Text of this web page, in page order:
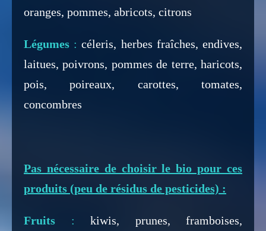
oranges, pommes, abricots, citrons
Légumes : céleris, herbes fraîches, endives,
laitues, poivrons, pommes de terre, haricots,
pois, poireaux, carottes, tomates,
concombres
Pas nécessaire de choisir le bio pour ces
produits (peu de résidus de pesticides) :
Fruits : kiwis, prunes, framboises,